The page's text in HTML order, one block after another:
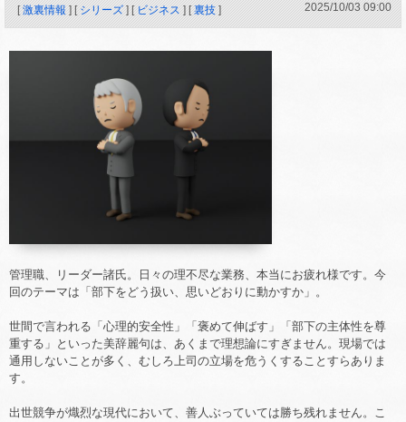
[激裏情報 ] [ シリーズ] [ ビジネス ] [裏技 ] 2025/10/03 09:00
管理職、リーダー諸氏。日々の理不尽な業務、本当にお疲れ様です。今
回のテーマは「部下をどう扱い、思いどおりに動かすか」。
世間で言われる「心理的安全性」「褒めて伸ばす」「部下の主体性を尊
重する」といった美辞麗句は、あくまで理想論にすぎません。現場では
通用しないことが多く、むしろ上司の立場を危うくすることすらありま
す。
出世競争が熾烈な現代において、善人ぶっていては勝ち残れません。こ